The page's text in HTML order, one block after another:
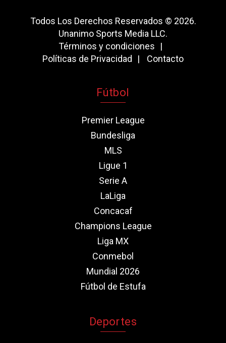
Todos Los Derechos Reservados © 2026.
Unanimo Sports Media LLC.
Términos y condiciones
Políticas de Privacidad
Contacto
Fútbol
Premier League
Bundesliga
MLS
Ligue 1
Serie A
LaLiga
Concacaf
Champions League
Liga MX
Conmebol
Mundial 2026
Fútbol de Estufa
Deportes